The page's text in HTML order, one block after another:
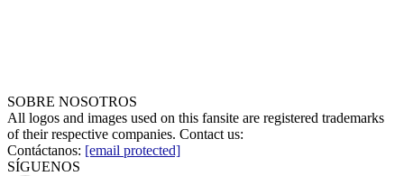
SOBRE NOSOTROS
All logos and images used on this fansite are registered trademarks
of their respective companies. Contact us:
Contáctanos: [email protected]
SÍGUENOS